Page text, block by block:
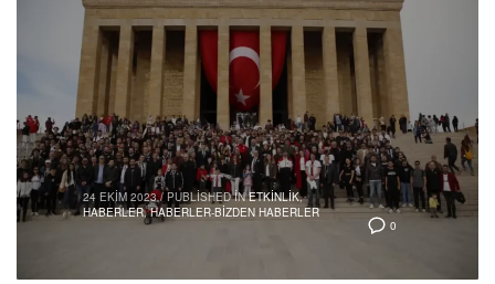
0
24 EKIM 2023 / PUBLISHED IN ETKINLIK,
HABERLER,HABERLER-BIZDEN HABERLER